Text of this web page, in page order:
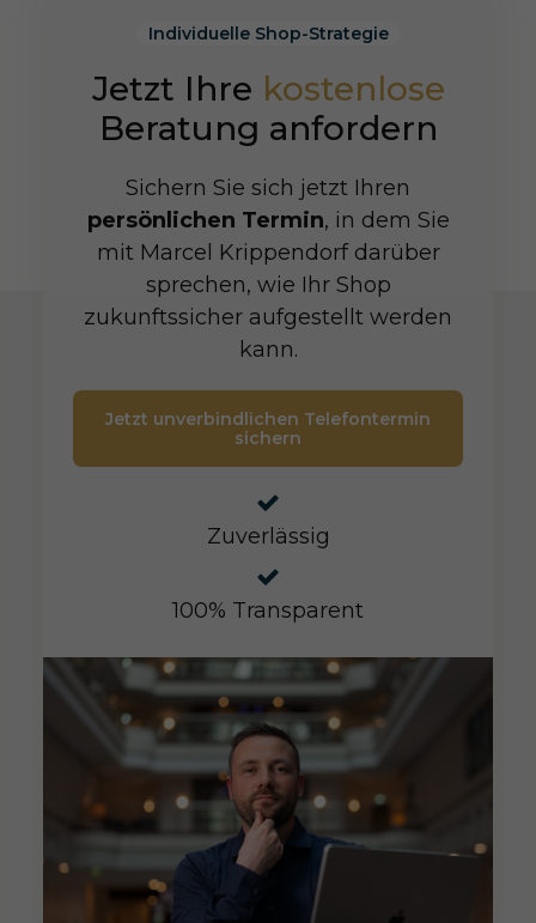
Individuelle Shop-Strategie
Jetzt Ihre kostenlose
Beratung anfordern
Sichern Sie sich jetzt Ihren
persönlichen Termin, in dem Sie
mit Marcel Krippendorf darüber
sprechen, wie Ihr Shop
zukunftssicher aufgestellt werden
kann.
Jetzt unverbindlichen Telefontermin
sichern
Zuverlässig
100% Transparent